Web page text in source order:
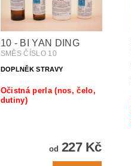
10 - BI YAN DING
SMĚS ČÍSLO 10
DOPLNĚK STRAVY
Očistná perla (nos, čelo,
dutiny)
od 227 Kč